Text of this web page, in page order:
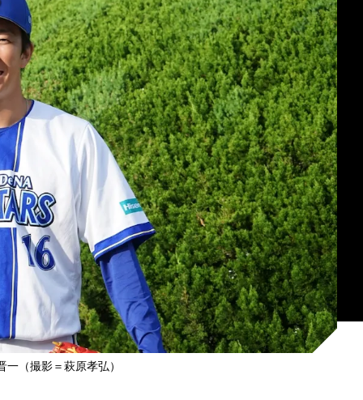
一（撮影＝萩原孝弘）